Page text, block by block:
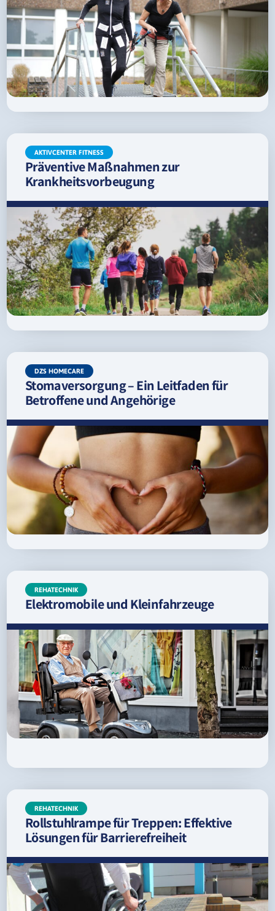
AKTIVCENTER FITNESS
Präventive Maßnahmen zur
Krankheitsvorbeugung
DZS HOMECARE
Stomaversorgung – Ein Leitfaden für
Betroffene und Angehörige
REHATECHNIK
Elektromobile und Kleinfahrzeuge
REHATECHNIK
Rollstuhlrampe für Treppen: Effektive
Lösungen für Barrierefreiheit